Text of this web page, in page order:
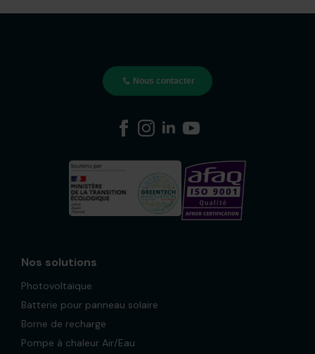
Nous contacter
Nos solutions
Photovoltaïque
Batterie pour panneau solaire
Borne de recharge
Pompe à chaleur Air/Eau